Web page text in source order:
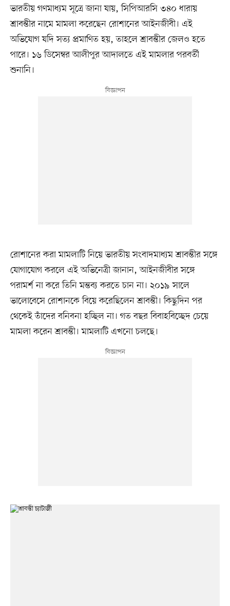
ভারতীয় গণমাধ্যম সূত্রে জানা যায়, সিপিআরসি ৩৪০ ধারায়
শ্রাবন্তীর নামে মামলা করেছেন রোশানের আইনজীবী। এই
অভিযোগ যদি সত্য প্রমাণিত হয়, তাহলে শ্রাবন্তীর জেলও হতে
পারে। ১৬ ডিসেম্বর আলীপুর আদালতে এই মামলার পরবর্তী
শুনানি।
রোশানের করা মামলাটি নিয়ে ভারতীয় সংবাদমাধ্যম শ্রাবন্তীর সঙ্গে
যোগাযোগ করলে এই অভিনেত্রী জানান, আইনজীবীর সঙ্গে
পরামর্শ না করে তিনি মন্তব্য করতে চান না। ২০১৯ সালে
ভালোবেসে রোশানকে বিয়ে করেছিলেন শ্রাবন্তী। কিছুদিন পর
থেকেই তাঁদের বনিবনা হচ্ছিল না। গত বছর বিবাহবিচ্ছেদ চেয়ে
মামলা করেন শ্রাবন্তী। মামলাটি এখনো চলছে।